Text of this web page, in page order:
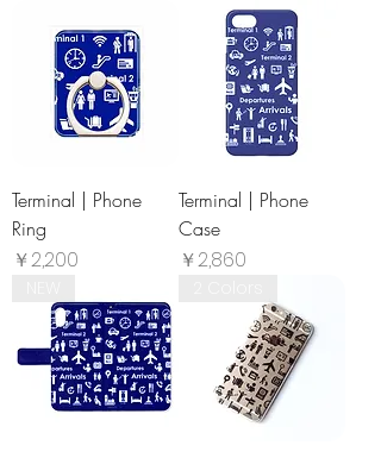
Terminal | Phone
Ring
価格
￥2,200
Terminal | Phone
Case
価格
￥2,860